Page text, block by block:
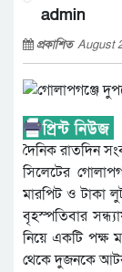
admin
প্রকাশিতAugust
দৈনিক রাতদিন
সিলেটের
মারপিট ও টাকা
বৃহস্পতিবার
নিয়ে একটি পক্ষ
থেকে দুজনকে